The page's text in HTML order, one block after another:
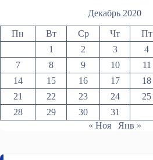
Декабрь 2020
Пн Вт Ср Чт Пт
1
2 3 4
7
8 9 10 11
14
15 16 17 18
21
22 23 24 25
28
29 30
31
« Ноя
Янв »